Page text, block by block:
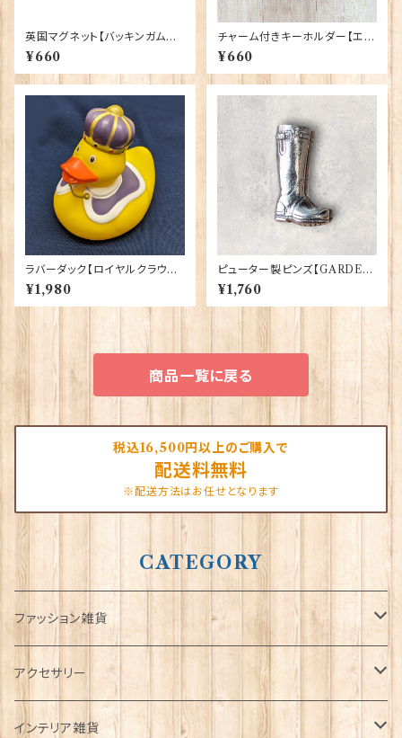
英国マグネット【バッキンガム宮
殿】Elgate Products 90030
（13652）
¥660
チャーム付きキーホルダー【エリ
ザベスタワー】A&S Gift 9042
4
¥660
ラバーダック【ロイヤルクラウン】
Elgate Products 90344
¥1,980
ピューター製ピンズ【GARDEN
BOOT】Cadogan 90166-X
WTP166
¥1,760
商品一覧に戻る
税込16,500円以上のご購入で
配送料無料
※配送方法はお任せとなります
CATEGORY
ファッション雑貨
タータンネクタイ
帽子
アクセサリー
ORTAK
インテリア雑貨